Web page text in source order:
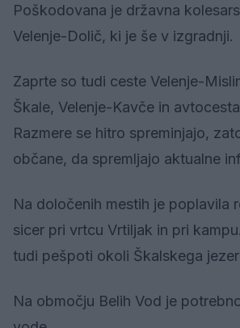
Poškodovana je državna
Velenje-Dolič, ki je še v izgradnji.
Zaprte so tudi ceste Velenje-
Škale, Velenje-Kavče in
Razmere se hitro spreminjajo,
občane, da spremljajo aktualne
Na določenih mestih je poplavila
sicer pri vrtcu Vrtiljak in pri
tudi pešpoti okoli Škalskega
Na območju Belih Vod je